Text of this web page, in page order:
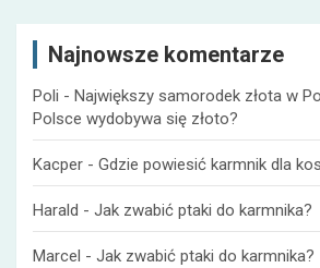
Najnowsze komentarze
Poli - Największy samorodek złota w
Polsce wydobywa się złoto?
Kacper - Gdzie powiesić karmnik dla
Harald - Jak zwabić ptaki do karmnika?
Marcel - Jak zwabić ptaki do karmnika?